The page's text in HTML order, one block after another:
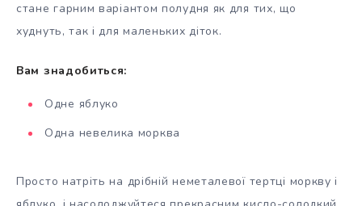
стане гарним варіантом полудня як для тих, що
худнуть, так і для маленьких діток.
Вам знадобиться:
Одне яблуко
Одна невелика морква
Просто натріть на дрібній неметалевої тертці моркву і